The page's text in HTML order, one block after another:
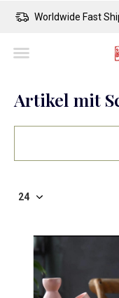
Safe Payment
Artikel mit